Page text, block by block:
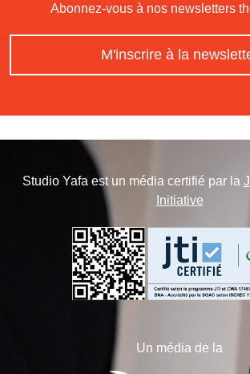
Abonnez-vous à nos newsletters
M'inscrire à la
Studio Yafa est un média certifié par la
Initiative
Un média de la